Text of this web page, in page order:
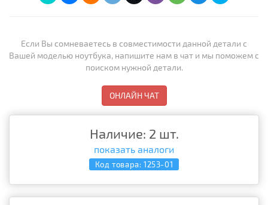
Если Вы сомневаетесь в совместимости данной детали с
Вашей моделью ноутбука, напишите нам в чат и мы поможем с
поиском нужной детали.
ОНЛАЙН ЧАТ
Наличие: 2 шт.
показать аналоги
Код товара: 1253-01